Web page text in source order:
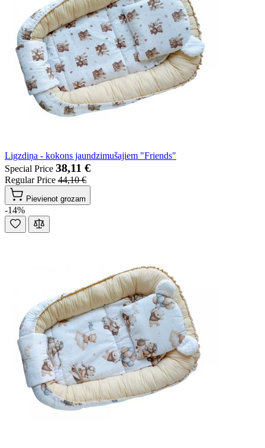
Ligzdiņa - kokons jaundzimušajiem "Friends"
Special Price 38,11 €
Regular Price 44,10 €
Pievienot grozam
-14%